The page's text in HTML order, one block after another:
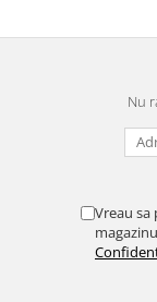
Nu
Vreau